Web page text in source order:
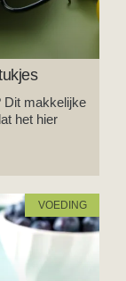
Dit makkelijke
het hier
VOEDING